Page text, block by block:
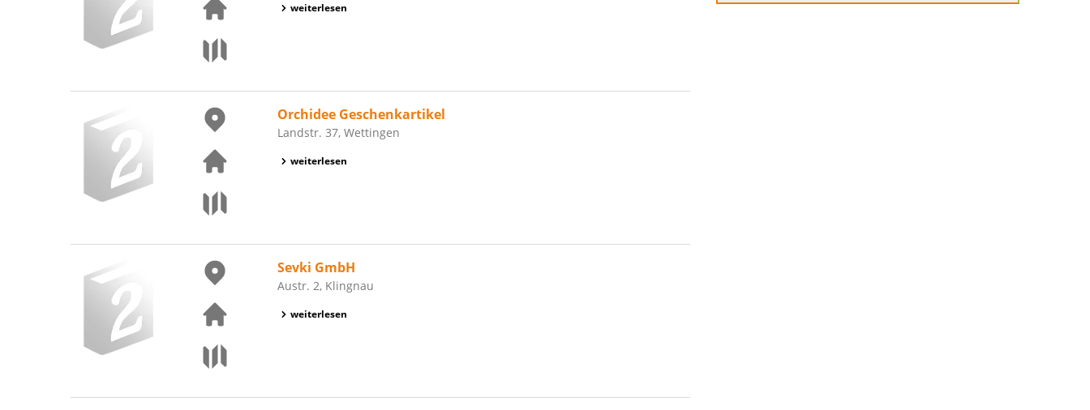
weiterlesen
Orchidee Geschenkartikel
Landstr. 37, Wettingen
weiterlesen
Sevki GmbH
Austr. 2, Klingnau
weiterlesen